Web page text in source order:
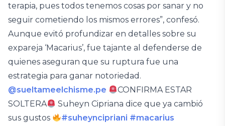
terapia, pues todos tenemos cosas por sanar y no
seguir cometiendo los mismos errores”, confesó.
Aunque evitó profundizar en detalles sobre su
expareja ‘Macarius’, fue tajante al defenderse de
quienes aseguran que su ruptura fue una
estrategia para ganar notoriedad.
@sueltameelchisme.pe
CONFIRMA ESTAR
SOLTERA
Suheyn Cipriana dice que ya cambió
sus gustos
#suheyncipriani #macarius